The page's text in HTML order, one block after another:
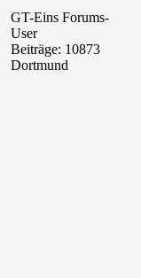
GT-Eins Forums-
User
Beiträge: 10873
Dortmund